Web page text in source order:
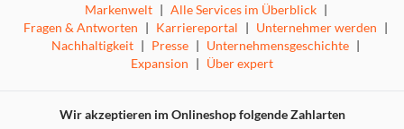
Markenwelt | Alle Services im Überblick |
Fragen & Antworten | Karriereportal | Unternehmer werden |
Nachhaltigkeit | Presse | Unternehmensgeschichte |
Expansion | Über expert
Wir akzeptieren im Onlineshop folgende Zahlarten